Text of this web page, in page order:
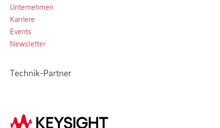
Unternehmen
Karriere
Events
Newsletter
Technik-Partner